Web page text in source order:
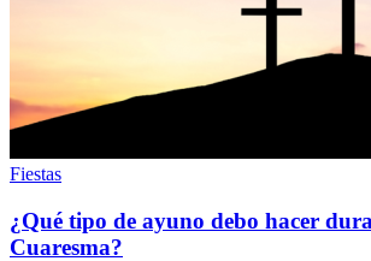
Fiestas
¿Qué tipo de ayuno debo hacer
Cuaresma?